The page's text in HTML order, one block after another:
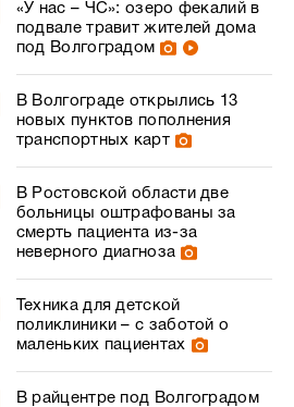
«У нас – ЧС»: озеро фекалий в
подвале травит жителей дома
под Волгоградом
В Волгограде открылись 13
новых пунктов пополнения
транспортных карт
В Ростовской области две
больницы оштрафованы за
смерть пациента из-за
неверного диагноза
Техника для детской
поликлиники – с заботой о
маленьких пациентах
В райцентре под Волгоградом